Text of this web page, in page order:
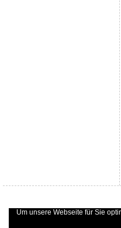
Um unsere Webseite für Sie